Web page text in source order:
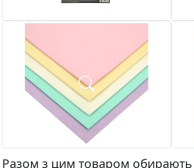
Разом з цим товаром обирають